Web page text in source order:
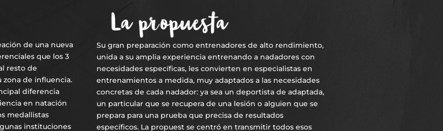
de una nueva
que los 3
resto de
de influencia.
diferencia
en natación
medallistas
instituciones
Su gran preparación como entrenadores de alto rendimiento,
unida a su amplia experiencia entrenando a nadadores con
necesidades específicas, les convierten en especialistas en
entrenamientos a medida, muy adaptados a las necesidades
concretas de cada nadador: ya sea un deportista de adaptada,
un particular que se recupera de una lesión o alguien que se
prepara para una prueba que precisa de resultados
específicos. La propuest se centró en transmitir todos esos